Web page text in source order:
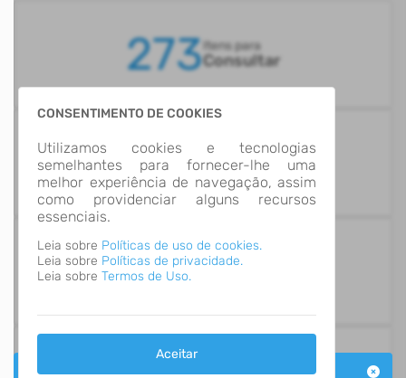
CONSENTIMENTO DE COOKIES
Utilizamos cookies e tecnologias
semelhantes para fornecer-lhe uma
melhor experiência de navegação, assim
como providenciar alguns recursos
essenciais.
Leia sobre Políticas de uso de cookies.
Leia sobre Políticas de privacidade.
Leia sobre Termos de Uso.
Aceitar
Aviso Portal Transparência
273 Itens para
Consultar
14 Grupos de
Informação
Número de Acessos
991,564
Última Atualização